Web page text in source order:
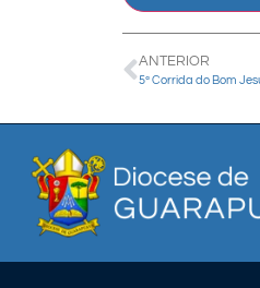
ANTERIOR
5ª Corrida do Bom